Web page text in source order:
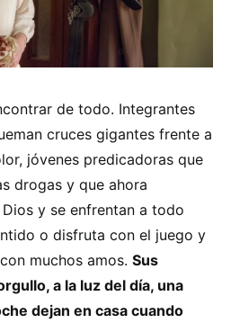
de todo. Integrantes
cruces gigantes frente a
jóvenes predicadoras que
drogas y que ahora
y se enfrentan a todo
o disfruta con el juego y
muchos amos. Sus
a la luz del día, una
dejan en casa cuando